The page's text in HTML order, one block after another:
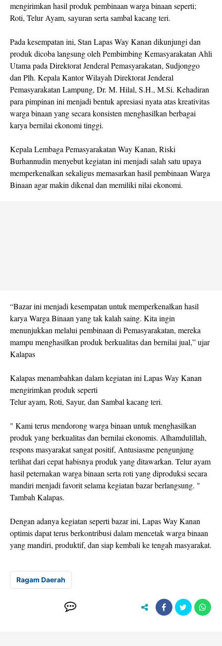
mengirimkan hasil produk pembinaan warga binaan seperti;
Roti, Telur Ayam, sayuran serta sambal kacang teri.
Pada kesempatan ini, Stan Lapas Way Kanan dikunjungi dan
produk dicoba langsung oleh Pembimbing Kemasyarakatan Ahli
Utama pada Direktorat Jenderal Pemasyarakatan, Sudjonggo
dan Plh. Kepala Kantor Wilayah Direktorat Jenderal
Pemasyarakatan Lampung, Dr. M. Hilal, S.H., M.Si. Kehadiran
para pimpinan ini menjadi bentuk apresiasi nyata atas kreativitas
warga binaan yang secara konsisten menghasilkan berbagai
karya bernilai ekonomi tinggi.
Kepala Lembaga Pemasyarakatan Way Kanan, Riski
Burhannudin menyebut kegiatan ini menjadi salah satu upaya
memperkenalkan sekaligus memasarkan hasil pembinaan Warga
Binaan agar makin dikenal dan memiliki nilai ekonomi.
“Bazar ini menjadi kesempatan untuk memperkenalkan hasil
karya Warga Binaan yang tak kalah saing. Kita ingin
menunjukkan melalui pembinaan di Pemasyarakatan, mereka
mampu menghasilkan produk berkualitas dan bernilai jual,” ujar
Kalapas
Kalapas menambahkan dalam kegiatan ini Lapas Way Kanan
mengirimkan produk seperti
Telur ayam, Roti, Sayur, dan Sambal kacang teri.
" Kami terus mendorong warga binaan untuk menghasilkan
produk yang berkualitas dan bernilai ekonomis. Alhamdulillah,
respons masyarakat sangat positif, Antusiasme pengunjung
terlihat dari cepat habisnya produk yang ditawarkan. Telur ayam
hasil peternakan warga binaan serta roti yang diproduksi secara
mandiri menjadi favorit selama kegiatan bazar berlangsung. "
Tambah Kalapas.
Dengan adanya kegiatan seperti bazar ini, Lapas Way Kanan
optimis dapat terus berkontribusi dalam mencetak warga binaan
yang mandiri, produktif, dan siap kembali ke tengah masyarakat.
Ragam Daerah